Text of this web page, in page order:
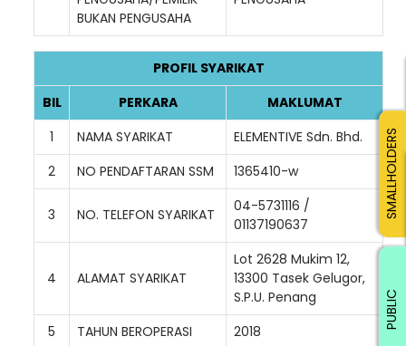
BUKAN PENGUSAHA
PROFIL SYARIKAT
BIL
PERKARA
MAKLUMAT
1
NAMA SYARIKAT
ELEMENTIVE Sdn. Bhd.
2
NO PENDAFTARAN SSM 1365410-w
3 NO. TELEFON SYARIKAT
04-5731116 /
01137190637
4 ALAMAT SYARIKAT
Lot 2628 Mukim 12,
13300 Tasek Gelugor,
S.P.U. Penang
5
TAHUN BEROPERASI
2018
SMALLHOLDERS
PUBLIC